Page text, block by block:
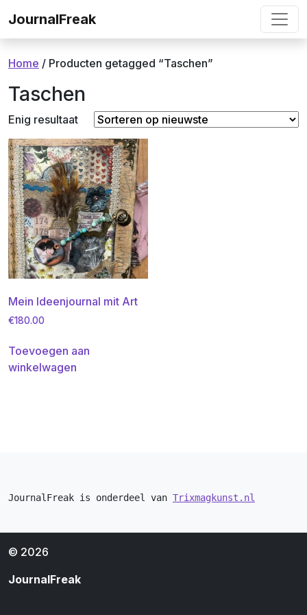
JournalFreak
Home / Producten getagged “Taschen”
Taschen
Enig resultaat
Mein Ideenjournal mit Art
€180.00
Toevoegen aan
winkelwagen
JournalFreak is onderdeel van Trixmagkunst.nl
© 2026
JournalFreak